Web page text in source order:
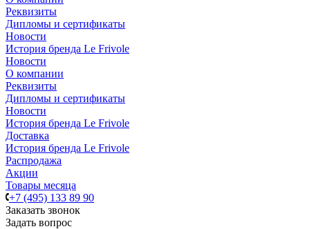
Реквизиты
Дипломы и сертификаты
Новости
История бренда Le Frivole
Новости
О компании
Реквизиты
Дипломы и сертификаты
Новости
История бренда Le Frivole
Доставка
История бренда Le Frivole
Распродажа
Акции
Товары месяца
+7 (495) 133 89 90
Заказать звонок
Задать вопрос